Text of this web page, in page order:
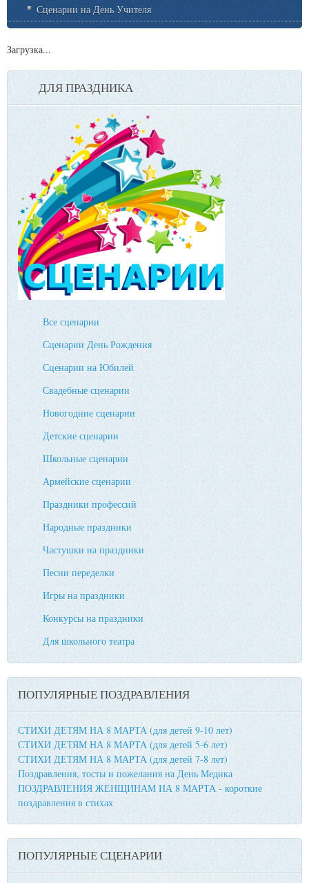
Сценарии на День Учителя
Загрузка...
ДЛЯ ПРАЗДНИКА
Все сценарии
Сценарии День Рождения
Сценарии на Юбилей
Свадебные сценарии
Новогодние сценарии
Детские сценарии
Школьные сценарии
Армейские сценарии
Праздники профессий
Народные праздники
Частушки на праздники
Песни переделки
Игры на праздники
Конкурсы на праздники
Для школьного театра
ПОПУЛЯРНЫЕ ПОЗДРАВЛЕНИЯ
СТИХИ ДЕТЯМ НА 8 МАРТА (для детей 9-10 лет)
СТИХИ ДЕТЯМ НА 8 МАРТА (для детей 5-6 лет)
СТИХИ ДЕТЯМ НА 8 МАРТА (для детей 7-8 лет)
Поздравления, тосты и пожелания на День Медика
ПОЗДРАВЛЕНИЯ ЖЕНЩИНАМ НА 8 МАРТА - короткие
поздравления в стихах
ПОПУЛЯРНЫЕ СЦЕНАРИИ